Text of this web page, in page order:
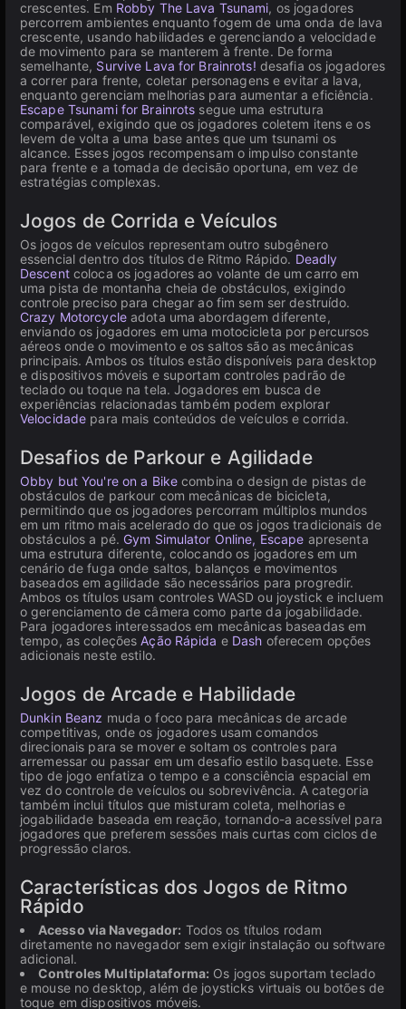
crescentes. Em Robby The Lava Tsunami, os jogadores
percorrem ambientes enquanto fogem de uma onda de lava
crescente, usando habilidades e gerenciando a velocidade
de movimento para se manterem à frente. De forma
semelhante, Survive Lava for Brainrots! desafia os jogadores
a correr para frente, coletar personagens e evitar a lava,
enquanto gerenciam melhorias para aumentar a eficiência.
Escape Tsunami for Brainrots segue uma estrutura
comparável, exigindo que os jogadores coletem itens e os
levem de volta a uma base antes que um tsunami os
alcance. Esses jogos recompensam o impulso constante
para frente e a tomada de decisão oportuna, em vez de
estratégias complexas.
Jogos de Corrida e Veículos
Os jogos de veículos representam outro subgênero
essencial dentro dos títulos de Ritmo Rápido. Deadly
Descentcoloca os jogadores ao volante de um carro em
uma pista de montanha cheia de obstáculos, exigindo
controle preciso para chegar ao fim sem ser destruído.
Crazy Motorcycleadota uma abordagem diferente,
enviando os jogadores em uma motocicleta por percursos
aéreos onde o movimento e os saltos são as mecânicas
principais. Ambos os títulos estão disponíveis para desktop
e dispositivos móveis e suportam controles padrão de
teclado ou toque na tela. Jogadores em busca de
experiências relacionadas também podem explorar
Velocidade para mais conteúdos de veículos e corrida.
Desafios de Parkour e Agilidade
Obby but You're on a Bike combina o design de pistas de
obstáculos de parkour com mecânicas de bicicleta,
permitindo que os jogadores percorram múltiplos mundos
em um ritmo mais acelerado do que os jogos tradicionais de
obstáculos a pé. Gym Simulator Online, Escape apresenta
uma estrutura diferente, colocando os jogadores em um
cenário de fuga onde saltos, balanços e movimentos
baseados em agilidade são necessários para progredir.
Ambos os títulos usam controles WASD ou joystick e incluem
o gerenciamento de câmera como parte da jogabilidade.
Para jogadores interessados em mecânicas baseadas em
tempo, as coleçõesAção Rápida e Dash oferecem opções
adicionais neste estilo.
Jogos de Arcade e Habilidade
Dunkin Beanz muda o foco para mecânicas de arcade
competitivas, onde os jogadores usam comandos
direcionais para se mover e soltam os controles para
arremessar ou passar em um desafio estilo basquete. Esse
tipo de jogo enfatiza o tempo e a consciência espacial em
vez do controle de veículos ou sobrevivência. A categoria
também inclui títulos que misturam coleta, melhorias e
jogabilidade baseada em reação, tornando-a acessível para
jogadores que preferem sessões mais curtas com ciclos de
progressão claros.
Características dos Jogos de Ritmo
Rápido
Acesso via Navegador: Todos os títulos rodam
diretamente no navegador sem exigir instalação ou software
adicional.
Controles Multiplataforma: Os jogos suportam teclado
e mouse no desktop, além de joysticks virtuais ou botões de
toque em dispositivos móveis.